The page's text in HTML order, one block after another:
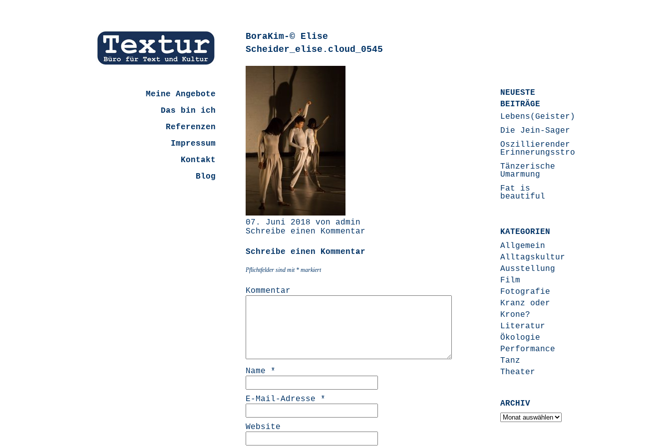
Meine Angebote
Das bin ich
Referenzen
Impressum
Kontakt
Blog
BoraKim-© Elise
Scheider_elise.cloud_0545
07. Juni 2018 von admin
Schreibe einen Kommentar
Schreibe einen Kommentar
Pflichtfelder sind mit * markiert
Kommentar
Name *
E-Mail-Adresse *
Website
NEUESTE
BEITRÄGE
Lebens(Geister)Geschichten
Die Jein-Sager
Oszillierender
Erinnerungsstrom
Tänzerische
Umarmung
Fat is
beautiful
KATEGORIEN
Allgemein
Alltagskultur
Ausstellung
Film
Fotografie
Kranz oder
Krone?
Literatur
Ökologie
Performance
Tanz
Theater
ARCHIV
Archiv